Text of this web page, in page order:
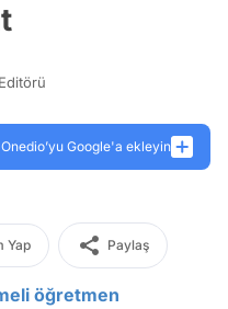
Onedio’yu Google'a ekleyin
Yap Paylaş
öğretmen